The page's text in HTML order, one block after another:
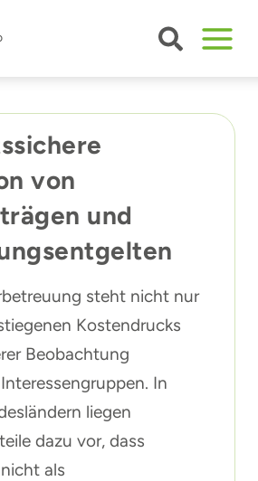
von
und
steht nicht nur
Kostendrucks
Beobachtung
In
liegen
dazu vor, dass
als